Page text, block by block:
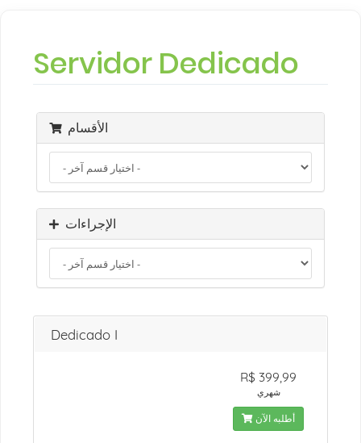
Servidor Dedicado
الأقسام
الإجراءات
Dedicado I
R$ 399,99
شهري
أطلبه الآن